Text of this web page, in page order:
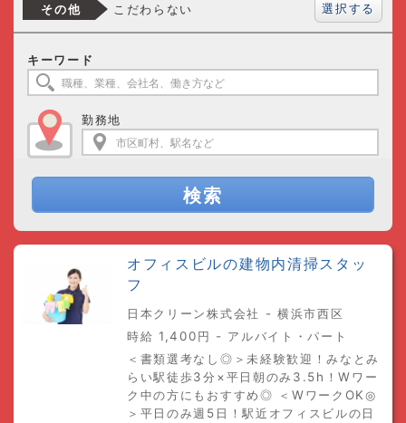
その他 こだわらない 選択する
キーワード
勤務地
検索
オフィスビルの建物内清掃スタッ
フ
日本クリーン株式会社 - 横浜市西区
時給 1,400円 - アルバイト・パート
＜書類選考なし◎＞未経験歓迎！みなとみ
らい駅徒歩3分×平日朝のみ3.5h！Wワー
ク中の方にもおすすめ◎ ＜WワークOK◎
＞平日のみ週5日！駅近オフィスビルの日